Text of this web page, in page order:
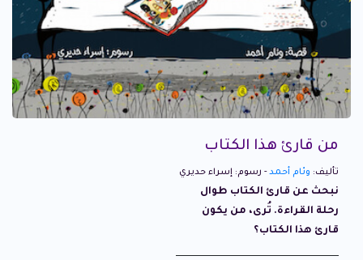
من قارئ هذا الكتاب
تأليف: وئام أحمد - رسوم: إسراء حديري
نبحث عن قارئ الكتاب طوال
رحلة القراءة. تُرى، من يكون
قارئ هذا الكتاب؟